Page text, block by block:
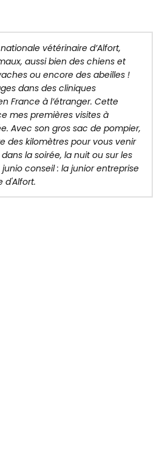
vétérinaire d’Alfort,
aussi bien des chiens et
ou encore des abeilles !
dans des cliniques
France à l’étranger. Cette
mes premières visites à
Avec son gros sac de pompier,
des kilomètres pour vous venir
la soirée, la nuit ou sur les
conseil : la junior entreprise
d'Alfort.